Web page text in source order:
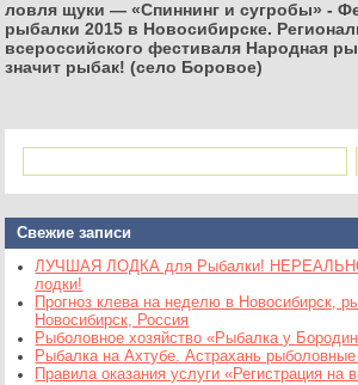
ловля щуки — «Спиннинг и сугробы» -
рыбалки 2015 в Новосибирске.
всероссийского фестиваля Народная
значит рыбак! (село Боровое)
Свежие записи
ЛУЧШАЯ ЛОДКА для Рыбалки!
лодки!
Прогноз клева на неделю в Новосибирск,
Новосибирск, Россия
Рыболовное хозяйство «Рыбалка у
Рыбалка на Ахтубе. Астрахань
Правила оказания услуги «Регистрация на